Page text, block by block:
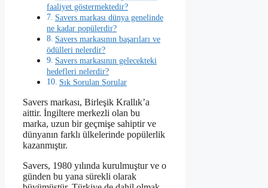
faaliyet göstermektedir?
Savers markası dünya genelinde
ne kadar popülerdir?
Savers markasının başarıları ve
ödülleri nelerdir?
Savers markasının gelecekteki
hedefleri nelerdir?
Sık Sorulan Sorular
Savers markası, Birleşik Krallık’a
aittir. İngiltere merkezli olan bu
marka, uzun bir geçmişe sahiptir ve
dünyanın farklı ülkelerinde popülerlik
kazanmıştır.
Savers, 1980 yılında kurulmuştur ve o
günden bu yana sürekli olarak